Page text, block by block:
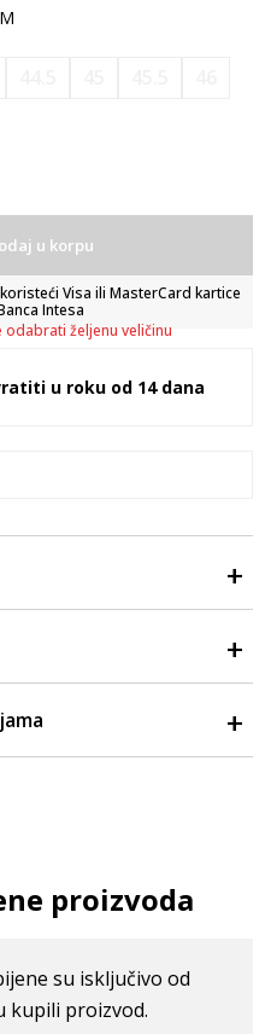
u korpu
Visa ili MasterCard kartice
Intesa
odabrati željenu veličinu
u roku od 14 dana
proizvoda
su isključivo od
kupili proizvod.